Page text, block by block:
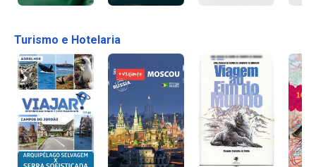
Turismo e Hotelaria